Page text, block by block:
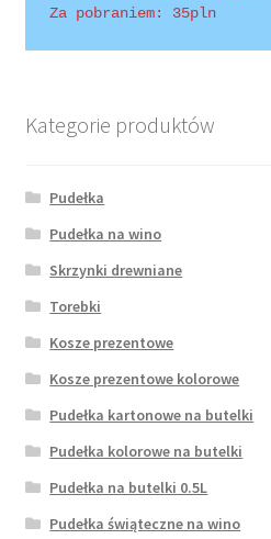
Za pobraniem: 35pln
Kategorie produktów
Pudełka
Pudełka na wino
Skrzynki drewniane
Torebki
Kosze prezentowe
Kosze prezentowe kolorowe
Pudełka kartonowe na butelki
Pudełka kolorowe na butelki
Pudełka na butelki 0.5L
Pudełka świąteczne na wino